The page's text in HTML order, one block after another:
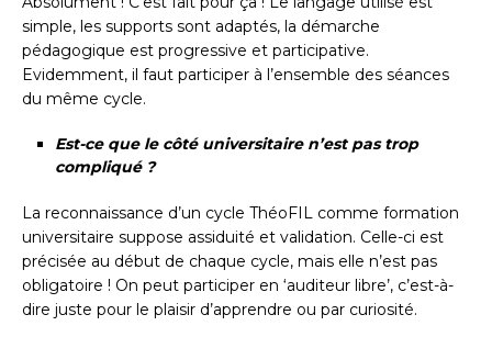
simple, les supports sont adaptés, la démarche
pédagogique est progressive et participative.
Evidemment, il faut participer à l’ensemble des séances
du même cycle.
Est-ce que le côté universitaire n’est pas trop
compliqué ?
La reconnaissance d’un cycle ThéoFIL comme formation
universitaire suppose assiduité et validation. Celle-ci est
précisée au début de chaque cycle, mais elle n’est pas
obligatoire ! On peut participer en ‘auditeur libre’, c’est-à-
dire juste pour le plaisir d’apprendre ou par curiosité.